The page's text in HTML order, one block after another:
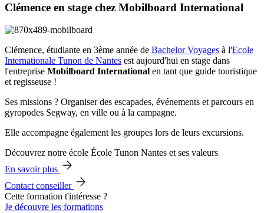
Clémence en stage chez Mobilboard International
Clémence, étudiante en 3ème année de Bachelor Voyages à l'Ecole
Internationale Tunon de Nantes est aujourd'hui en stage dans
l'entreprise Mobilboard International en tant que guide touristique
et regisseuse !
Ses missions ? Organiser des escapades, événements et parcours en
gyropodes Segway, en ville ou à la campagne.
Elle accompagne également les groupes lors de leurs excursions.
Découvrez notre école École Tunon Nantes et ses valeurs
En savoir plus
Contact conseiller
Cette formation t'intéresse ?
Je découvre les formations